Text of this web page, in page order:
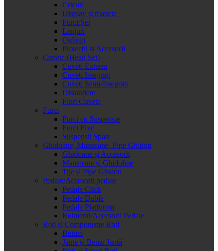
Cricuri
Display și manete
Furci/Șei
Lanțuri
Oglinzi
Protectii si Accesorii
Cuvete (Head Set)
Cuveți Externi
Cuveți Integrați
Cuveți Semi-Integrați
Distanțiere
Flori Cuvete
Furci
Furci cu Suspensie
Furci Fixe
Suspensii Spate
Ghidoane, Mansoane, Pipe Ghidon
Ghidoane și Accesorii
Mansoane și Ghidoline
Tije și Pipe Ghidon
Pedale/Accesorii pedale
Pedale Click
Pedale Duble
Pedale Platforma
Rulmenti/Accesorii Pedale
Roți și Componente Roți
Butuci
Jante și Benzi Jantă